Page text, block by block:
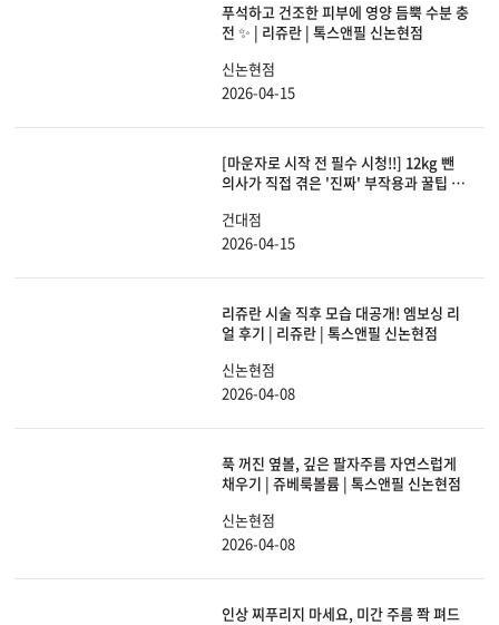
푸석하고 건조한 피부에 영양 듬뿍 수분 충
전 ✨ | 리쥬란 | 톡스앤필 신논현점
신논현점
2026-04-15
[마운자로 시작 전 필수 시청!!] 12kg 뺀
의사가 직접 겪은 '진짜' 부작용과 꿀팁 다
건대점
2026-04-15
리쥬란 시술 직후 모습 대공개! 엠보싱 리
얼 후기 | 리쥬란 | 톡스앤필 신논현점
신논현점
2026-04-08
푹 꺼진 옆볼, 깊은 팔자주름 자연스럽게
채우기 | 쥬베룩볼륨 | 톡스앤필 신논현점
신논현점
2026-04-08
인상 찌푸리지 마세요, 미간 주름 쫙 펴드